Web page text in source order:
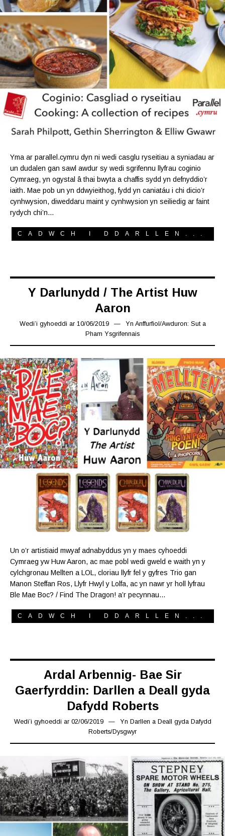
Yma ar parallel.cymru dyn ni wedi casglu ryseitiau a syniadau ar
un dudalen gan sawl awdur sy wedi sgrifennu llyfrau coginio
Cymraeg, yn ogystal â thai bwyta a chaffis sydd yn defnyddio’r
iaith. Mae pob un yn ddwyieithog, fydd yn caniatáu i chi dicio’r
cynhwysion, diweddaru maint y cynhwysion yn seiliedig ar faint
rydych chi’n…
CADWCH I DDARLLEN...
Y Darlunydd / The Artist Huw
Aaron
Wedi’i gyhoeddi ar 10/06/201912/06/2019
Yn Anffurfiol/Awduron: Sut a
Pham Ysgrifennais
Un o’r artistiaid mwyaf adnabyddus yn y maes cyhoeddi
Cymraeg yw Huw Aaron, ac mae pobl wedi gweld e waith yn y
cylchgronau Mellten a LOL, cloriau llyfr fel y gyfres Trio gan
Manon Steffan Ros, Llyfr Hwyl y Lolfa, ac yn nawr yr holl lyfrau
Ble Mae Boc? / Find The Dragon! a’r pecynnau…
CADWCH I DDARLLEN...
Ardal Arbennig- Bae Sir
Gaerfyrddin: Darllen a Deall gyda
Dafydd Roberts
Wedi’i gyhoeddi ar 02/06/201902/06/2019
Yn Darllen a Deall gyda Dafydd
Roberts/Dysgwyr